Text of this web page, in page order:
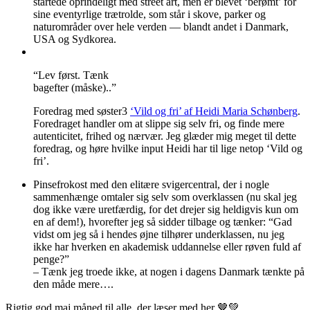
sine eventyrlige trætrolde, som står i skove, parker og
naturområder over hele verden — blandt andet i Danmark,
USA og Sydkorea.
“Lev først. Tænk
bagefter (måske)..”
Foredrag med søster3 ‘Vild og fri’ af Heidi Maria Schønberg.
Foredraget handler om at slippe sig selv fri, og finde mere
autenticitet, frihed og nærvær. Jeg glæder mig meget til dette
foredrag, og høre hvilke input Heidi har til lige netop ‘Vild og
fri’.
Pinsefrokost med den elitære svigercentral, der i nogle
sammenhænge omtaler sig selv som overklassen (nu skal jeg
dog ikke være uretfærdig, for det drejer sig heldigvis kun om
en af dem!), hvorefter jeg så sidder tilbage og tænker: “Gad
vidst om jeg så i hendes øjne tilhører underklassen, nu jeg
ikke har hverken en akademisk uddannelse eller røven fuld af
penge?”
– Tænk jeg troede ikke, at nogen i dagens Danmark tænkte på
den måde mere….